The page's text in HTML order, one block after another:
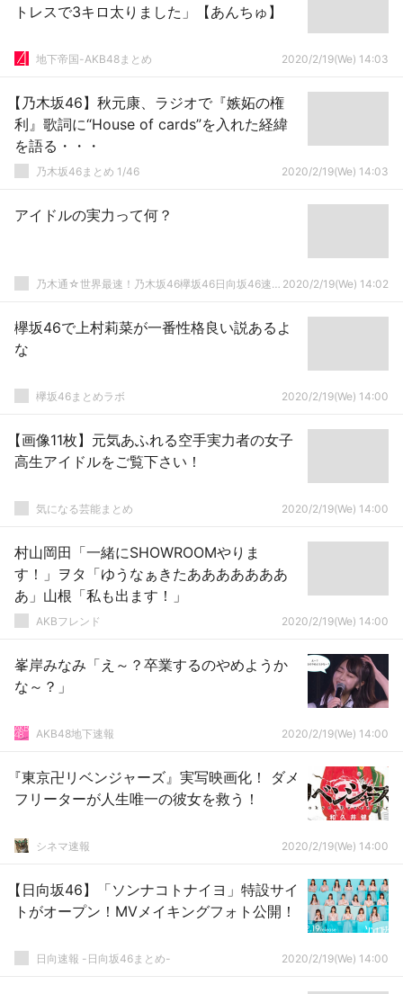
トレスで3キロ太りました」【あんちゅ】
地下帝国-AKB48まとめ 2020/2/19(We) 14:03
【乃木坂46】秋元康、ラジオで『嫉妬の権
利』歌詞に“House of cards”を入れた経緯
を語る・・・
乃木坂46まとめ 1/46 2020/2/19(We) 14:03
アイドルの実力って何？
乃木通☆世界最速！乃木坂46欅坂46日向坂46速報まとめ 2020/2/19(We) 14:02
欅坂46で上村莉菜が一番性格良い説あるよ
な
欅坂46まとめラボ 2020/2/19(We) 14:00
【画像11枚】元気あふれる空手実力者の女子
高生アイドルをご覧下さい！
気になる芸能まとめ 2020/2/19(We) 14:00
村山岡田「一緒にSHOWROOMやりま
す！」ヲタ「ゆうなぁきたあああああああ
あ」山根「私も出ます！」
AKBフレンド 2020/2/19(We) 14:00
峯岸みなみ「え～？卒業するのやめようか
な～？」
AKB48地下速報 2020/2/19(We) 14:00
『東京卍リベンジャーズ』実写映画化！ ダメ
フリーターが人生唯一の彼女を救う！
シネマ速報 2020/2/19(We) 14:00
【日向坂46】「ソンナコトナイヨ」特設サイ
トがオープン！MVメイキングフォト公開！
日向速報 -日向坂46まとめ- 2020/2/19(We) 14:00